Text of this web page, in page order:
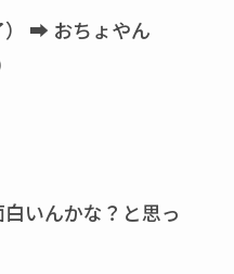
） ➡ おちょやん
いんかな？と思っ